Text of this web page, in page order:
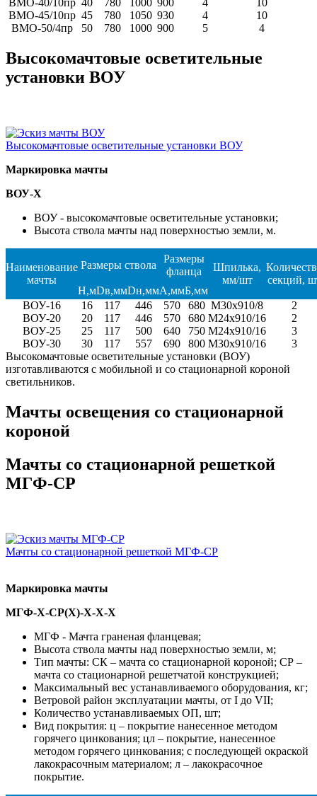
ВМО-40/10пр 40 780 1000 900 4
10
ВМО-45/10пр 45 780 1050 930 4
10
ВМО-50/4пр
50 780 1000 900 5 4
Высокомачтовые осветительные
установки ВОУ
Высокомачтовые осветительные установки ВОУ
Маркировка мачты
ВОУ-Х
ВОУ - высокомачтовые осветительные установки;
Высота ствола мачты над поверхностью земли, м.
Наименование
мачты
Размеры ствола
Размеры
фланца
Шпилька,
мм/шт
секций,
H,мDв,ммDн,ммА,ммБ,мм
ВОУ-16
16 117 446 570 680 М30х910/8
2
ВОУ-20
20 117 446 570 680 М24х910/16
2
ВОУ-25
25 117 500 640 750 М24х910/16
3
ВОУ-30
30 117 557 690 800 М30х910/16
3
Высокомачтовые осветительные установки (ВОУ)
изготавливаются с мобильной и со стационарной короной
светильников.
Мачты освещения со стационарной
короной
Мачты со стационарной решеткой
МГФ-СР
Мачты со стационарной решеткой МГФ-СР
Маркировка мачты
МГФ-Х-СР(Х)-Х-Х-Х
МГФ - Мачта граненая фланцевая;
Высота ствола мачты над поверхностью земли, м;
Тип мачты: СК – мачта со стационарной короной; СР –
мачта со стационарной решетчатой конструкцией;
Максимальный вес устанавливаемого оборудования, кг;
Ветровой район эксплуатации мачты, от I до VII;
Количество устанавливаемых ОП, шт;
Вид покрытия: ц – покрытие нанесенное методом
горячего цинкования; цл – покрытие, нанесенное
методом горячего цинкования; с последующей окраской
лакокрасочным материалом; л – лакокрасочное
покрытие.